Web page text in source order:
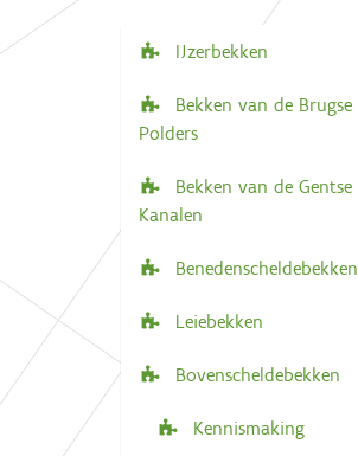
N
a
v
g
t
IJzerbekken
Bekken van de Brugse
Polders
Bekken van de Gentse
Kanalen
Benedenscheldebekken
Leiebekken
Bovenscheldebekken
Kennismaking